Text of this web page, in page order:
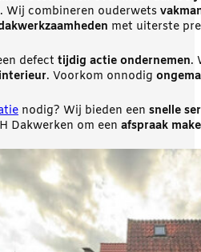
. Wij combineren ouderwets
met uiterste
defect tijdig actie ondernemen.
. Voorkom onnodig
nodig? Wij bieden een snelle
Dakwerken om een afspraak